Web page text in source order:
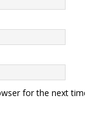
for the next